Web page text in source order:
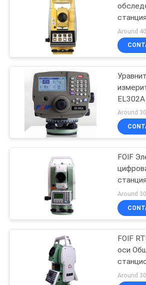
выравнивая
Переходник
Tribrach
Треноги
2000 м
ЭДМ
дюйма
экран
Around
FOIF
Around
FOIF
оси
Around